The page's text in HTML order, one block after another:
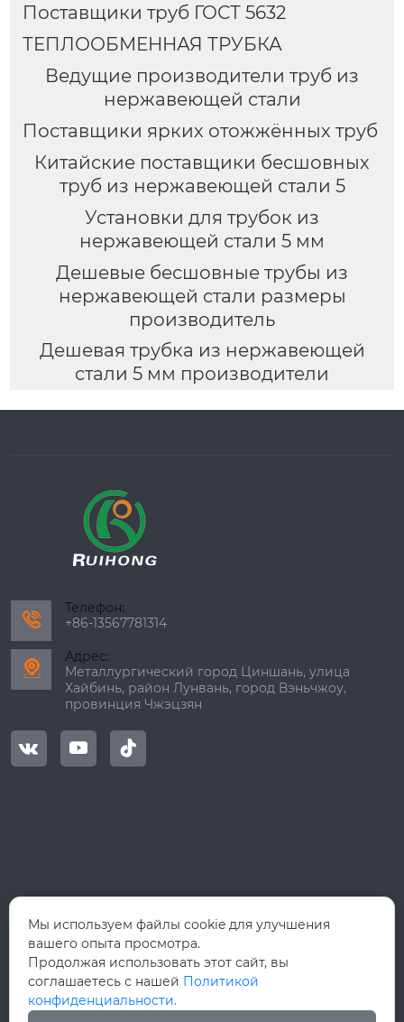
Поставщики труб ГОСТ 5632
ТЕПЛООБМЕННАЯ ТРУБКА
Ведущие производители труб из
нержавеющей стали
Поставщики ярких отожжённых труб
Китайские поставщики бесшовных
труб из нержавеющей стали 5
Установки для трубок из
нержавеющей стали 5 мм
Дешевые бесшовные трубы из
нержавеющей стали размеры
производитель
Дешевая трубка из нержавеющей
стали 5 мм производители

Телефон:
+86-13567781314

Адрес:
Металлургический город Циншань, улица
Хайбинь, район Лунвань, город Вэньчжоу,
провинция Чжэцзян
  
Мы используем файлы cookie для улучшения
вашего опыта просмотра.
Продолжая использовать этот сайт, вы
соглашаетесь с нашей Политикой
конфиденциальности.